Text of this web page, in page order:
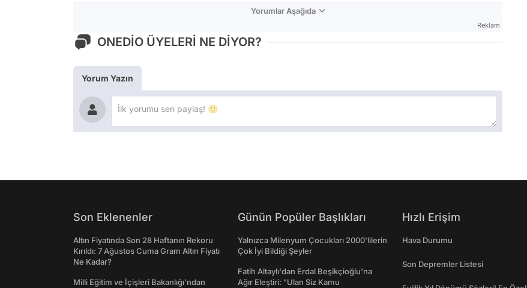
Yorumlar Aşağıda
Reklam
ONEDİO ÜYELERİ NE DİYOR?
Yorum Yazın
Son Eklenenler
Altın Fiyatında Son 28 Haftanın Rekoru
Kırıldı: 7 Ağustos Cuma Gram Altın Fiyatı
Ne Kadar?
Milli Eğitim ve İçişleri Bakanlığı’ndan
Günün Popüler Başlıkları
Yalnızca Milenyum Çocukları 2000'lilerin
Çok İyi Bildiği Şeyler
Fatih Altaylı'dan Erdal Beşikçioğlu'na
Ağır Eleştiri: "Ulan Siz Kamu
Hızlı Erişim
Hava Durumu
Son Depremler Listesi